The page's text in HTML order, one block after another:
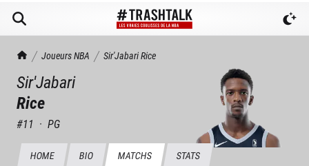
TrashTalk Actu NBA
Joueurs NBA Sir'JabariRice
Sir'Jabari
Rice
#11 · PG
HOME BIO MATCHS STATS